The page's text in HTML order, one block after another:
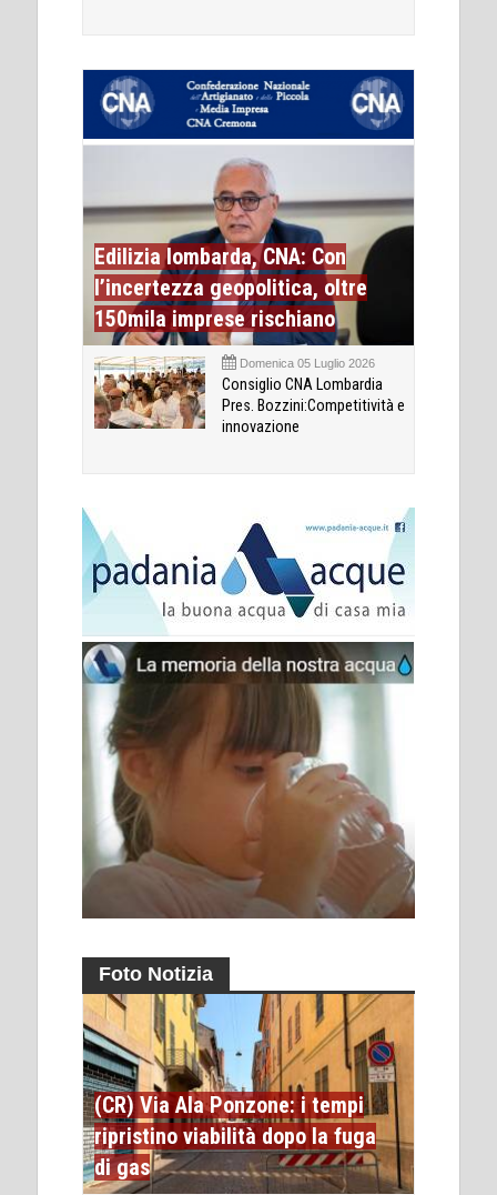
Edilizia lombarda, CNA: Con
l’incertezza geopolitica, oltre
150mila imprese rischiano
Domenica 05 Luglio 2026
Consiglio CNA Lombardia
Pres. Bozzini:Competitività e
innovazione
Foto Notizia
(CR) Via Ala Ponzone: i tempi
ripristino viabilità dopo la fuga
di gas